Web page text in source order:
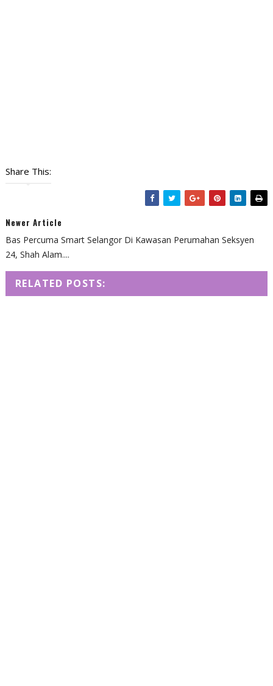
Share This:
Newer Article
Bas Percuma Smart Selangor Di Kawasan Perumahan Seksyen
24, Shah Alam....
RELATED POSTS: